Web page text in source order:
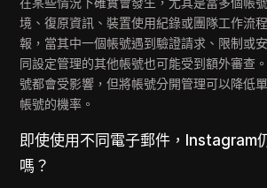
境、復原資訊、裝置使用紀錄或團隊工作流
報，當其中一個帳號遇到驗證請求、限制或
同設定管理的其他帳號也可能受到額外審查
號都會受影響，但將帳號分開管理可以降低
帳號的機率。
即使使用不同電子郵件，Instagram
嗎？